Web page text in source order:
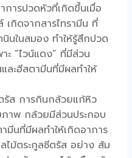
ารปวดหัวที่เกิดขึ้นเมื่อ
กิดจากสารไทรามีน ที่
นินในสมอง ทำให้รู้สึกปวด
ะ “ไวน์แดง” ที่มีส่วน
ละฮีสตามีนที่มีผลทำให้
รัส การกินกล้วยแก้หิว
ภาพ กล้วยมีส่วนประกอบ
มีนที่มีผลทำให้เกิดอาการ
ไม้ตระกูลซีตรัส อย่าง ส้ม